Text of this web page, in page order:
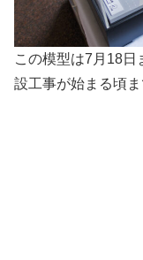
この模型は7月18日
設工事が始まる頃